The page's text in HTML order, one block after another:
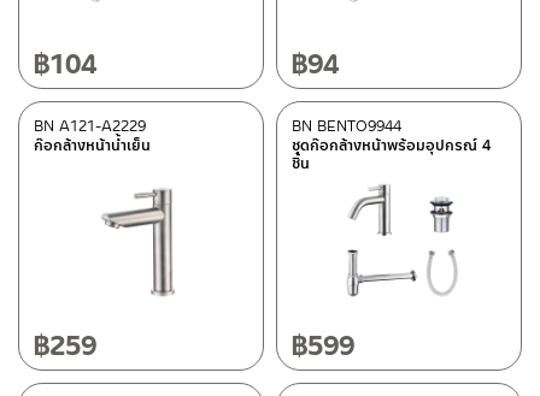
ทองเหลือง
สี
สแตนเลสด้าน
โครเมียมเงา(115)
อลูมิเนียม
ดำ(11)
฿104 ฿94
ก๊อกล้างหน้าน้ำเย็น
BN A121-A2229
฿259
ชุดก๊อกล้างหน้าพร้อมอุปกรณ์ 4
ชิ้น
BN BENTO9944
฿599